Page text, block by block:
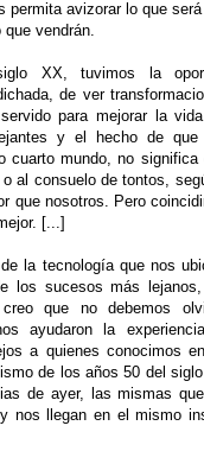
permita avizorar lo que
vendrán.
XX, tuvimos la
de ver
para mejorar la
y el hecho de
cuarto mundo, no significa
al consuelo de tontos,
que nosotros. Pero
[...]
la tecnología que nos
los sucesos más
que no debemos
ayudaron la
a quienes conocimos
de los años 50 del
de ayer, las mismas
nos llegan en el mismo